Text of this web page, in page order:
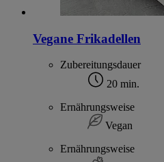
Vegane Frikadellen
Zubereitungsdauer
20 min.
Ernährungsweise
Vegan
Ernährungsweise